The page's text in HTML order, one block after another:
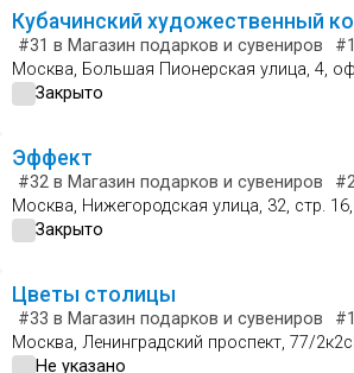
Кубачинский художественный
#31 в Магазин подарков и сувениров
Москва, Большая Пионерская улица, 4,
Закрыто
Эффект
#32 в Магазин подарков и сувениров
Москва, Нижегородская улица, 32, стр.
Закрыто
Цветы столицы
#33 в Магазин подарков и сувениров
Москва, Ленинградский проспект, 77/
Не указано